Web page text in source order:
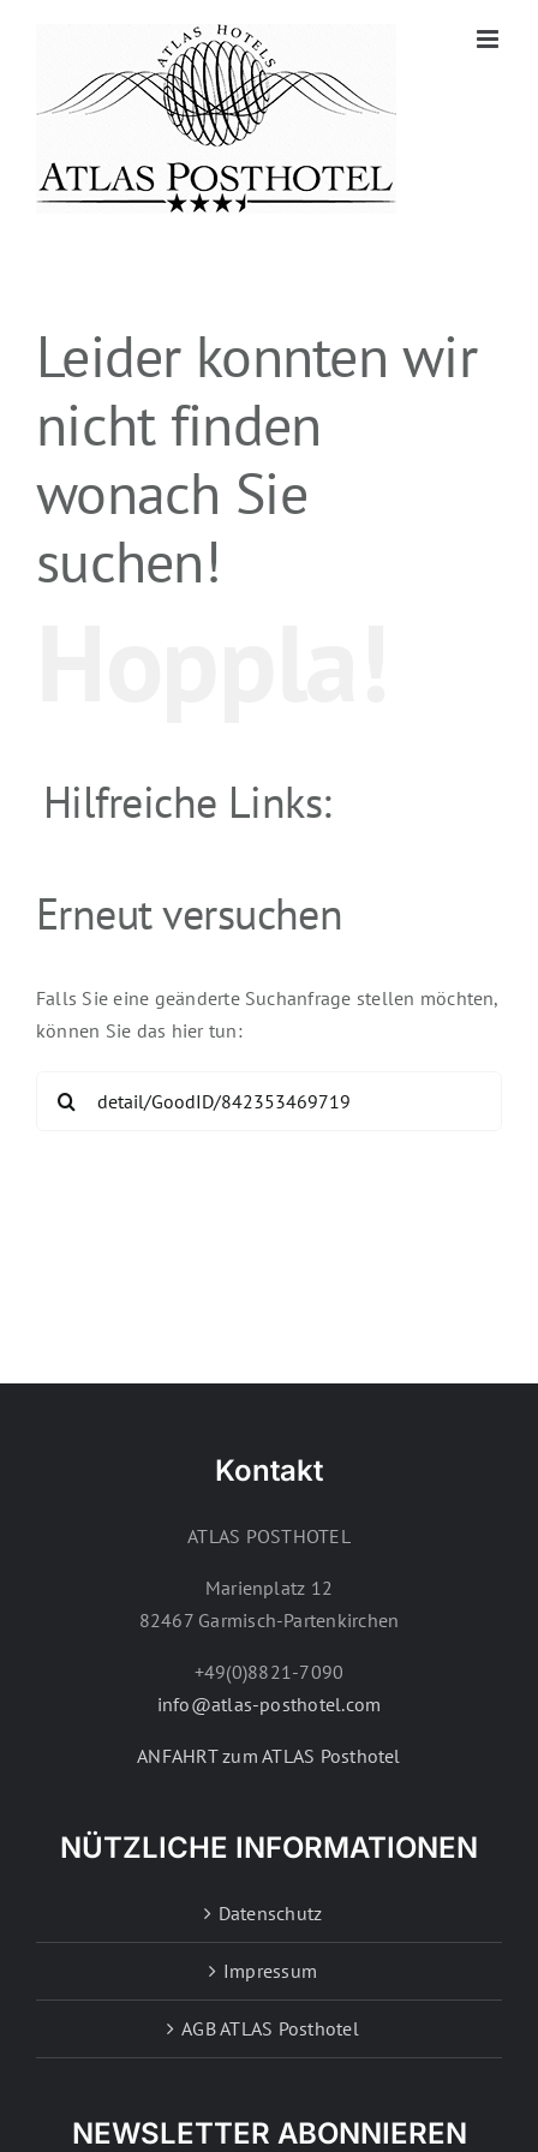
Leider konnten wir
nicht finden
wonach Sie
suchen!
Hilfreiche Links:
Erneut versuchen
Falls Sie eine geänderte Suchanfrage stellen möchten,
können Sie das hier tun:
Kontakt
ATLAS POSTHOTEL
Marienplatz 12
82467 Garmisch-Partenkirchen
+49(0)8821-7090
info@atlas-posthotel.com
ANFAHRT zum ATLAS Posthotel
NÜTZLICHE INFORMATIONEN
Datenschutz
Impressum
AGB ATLAS Posthotel
NEWSLETTER ABONNIEREN